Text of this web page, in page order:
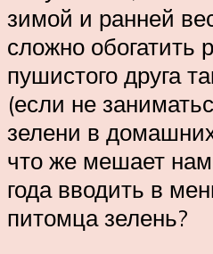
зимой и ранней
сложно обогатить
пушистого друга
(если не
зелени в
что же мешает
года вводить в
питомца зелень?